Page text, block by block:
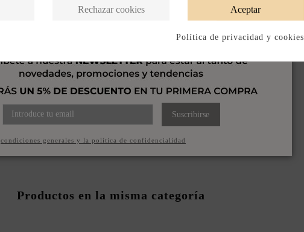
Productos en la misma categoría
Suscribirse
condiciones generales y la política de confidencialidad
Aceptar
Rechazar cookies
Política de privacidad y cookies